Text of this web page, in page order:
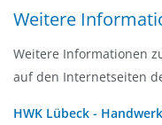
Weitere
Weitere Informationen
auf den Internetseiten
HWK Lübeck -